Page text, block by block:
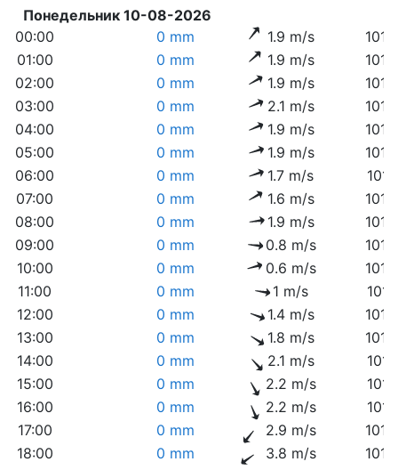
Понедельник 10-08-2026
00:00
0 mm 1.9 m/s
01:00
0 mm 1.9 m/s
02:00
0 mm 1.9 m/s
03:00
0 mm 2.1 m/s
04:00
0 mm 1.9 m/s
05:00
0 mm 1.9 m/s
06:00
0 mm 1.7 m/s
07:00
0 mm 1.6 m/s
08:00
0 mm 1.9 m/s
09:00
0 mm 0.8 m/s
10:00
0 mm 0.6 m/s
11:00
0 mm 1 m/s
12:00
0 mm 1.4 m/s
13:00
0 mm 1.8 m/s
14:00
0 mm 2.1 m/s
15:00
0 mm 2.2 m/s
16:00
0 mm 2.2 m/s
17:00
0 mm 2.9 m/s
18:00
0 mm 3.8 m/s